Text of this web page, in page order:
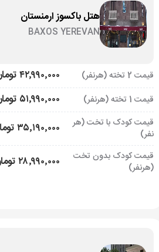
هتل باکسوز ارمنستان
BAXOS YEREVAN
قیمت 2 تخته (هرنفر) ۴۲٬۹۹۰٬۰۰۰ تومان
قیمت 1 تخته (هرنفر) ۵۱٬۹۹۰٬۰۰۰ تومان
قیمت کودک با تخت (هر
نفر)
۳۵٬۱۹۰٬۰۰۰ تومان
قیمت کودک بدون تخت
(هرنفر)
۲۸٬۹۹۰٬۰۰۰ تومان